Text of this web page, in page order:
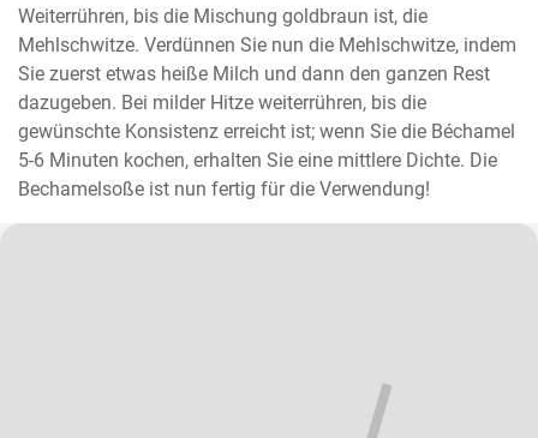
Weiterrühren, bis die Mischung goldbraun ist, die
Mehlschwitze. Verdünnen Sie nun die Mehlschwitze, indem
Sie zuerst etwas heiße Milch und dann den ganzen Rest
dazugeben. Bei milder Hitze weiterrühren, bis die
gewünschte Konsistenz erreicht ist; wenn Sie die Béchamel
5-6 Minuten kochen, erhalten Sie eine mittlere Dichte. Die
Bechamelsoße ist nun fertig für die Verwendung!